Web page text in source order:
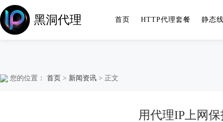
黑洞代理 首页 HTTP代理套餐 静态
您的位置： 首页 > 新闻资讯 > 正文
用代理IP上网